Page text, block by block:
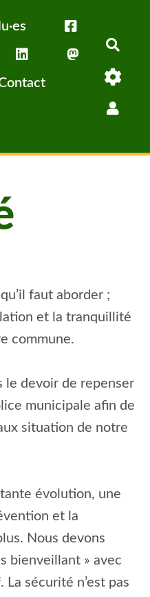
faut aborder ;
et la tranquillité
commune.
le devoir de repenser
municipale afin de
situation de notre
évolution, une
et la
Nous devons
bienveillant » avec
sécurité n’est pas